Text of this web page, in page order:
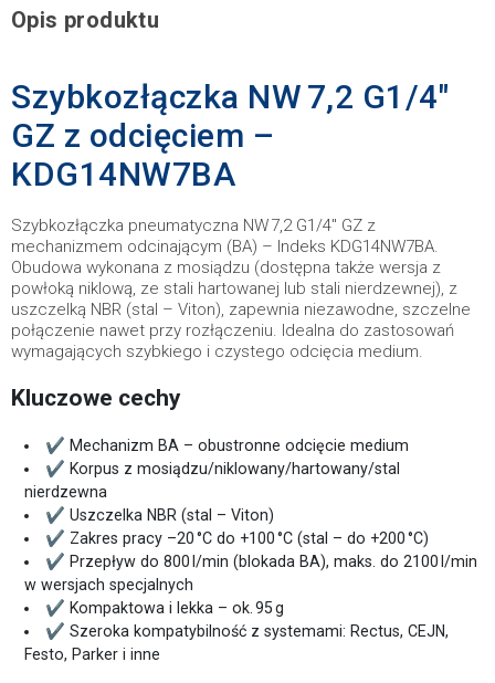
Opis produktu
Szybkozłączka NW 7,2 G1/4"
GZ z odcięciem –
KDG14NW7BA
Szybkozłączka pneumatyczna NW 7,2 G1/4" GZ z
mechanizmem odcinającym (BA) – Indeks KDG14NW7BA.
Obudowa wykonana z mosiądzu (dostępna także wersja z
powłoką niklową, ze stali hartowanej lub stali nierdzewnej), z
uszczelką NBR (stal – Viton), zapewnia niezawodne, szczelne
połączenie nawet przy rozłączeniu. Idealna do zastosowań
wymagających szybkiego i czystego odcięcia medium.
Kluczowe cechy
✔ Mechanizm BA – obustronne odcięcie medium
✔ Korpus z mosiądzu/niklowany/hartowany/stal
nierdzewna
✔ Uszczelka NBR (stal – Viton)
✔ Zakres pracy –20 °C do +100 °C (stal – do +200 °C)
✔ Przepływ do 800 l/min (blokada BA), maks. do 2100 l/min
w wersjach specjalnych
✔ Kompaktowa i lekka – ok. 95 g
✔ Szeroka kompatybilność z systemami: Rectus, CEJN,
Festo, Parker i inne